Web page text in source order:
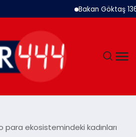
Bakan Göktaş 1367
para ekosistemindeki kadınları